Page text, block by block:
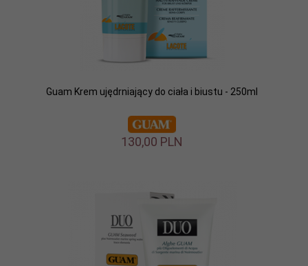
Guam Krem ujędrniający do ciała i biustu - 250ml
130,00 PLN